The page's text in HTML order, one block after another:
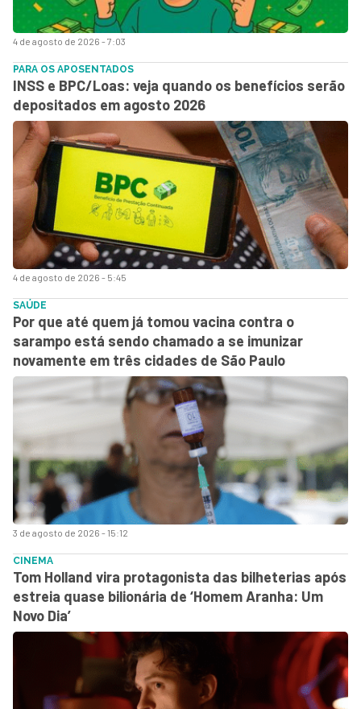
4 de agosto de 2026 - 7:03
4 de agosto de 2026 - 5:45
PARA OS APOSENTADOS
INSS e BPC/Loas: veja quando os benefícios serão
depositados em agosto 2026
3 de agosto de 2026 - 15:12
SAÚDE
Por que até quem já tomou vacina contra o
sarampo está sendo chamado a se imunizar
novamente em três cidades de São Paulo
CINEMA
Tom Holland vira protagonista das bilheterias após
estreia quase bilionária de ‘Homem Aranha: Um
Novo Dia’